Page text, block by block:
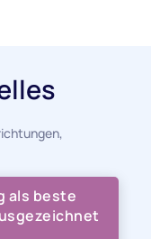
als beste